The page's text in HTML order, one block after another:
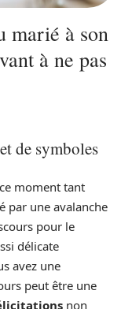
marié à son
à ne pas
de symboles
moment tant
par une avalanche
pour le
délicate
avez une
peut être une
non